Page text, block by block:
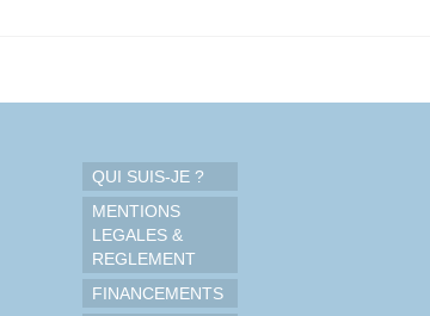
QUI SUIS-JE ?
MENTIONS
LEGALES &
REGLEMENT
FINANCEMENTS